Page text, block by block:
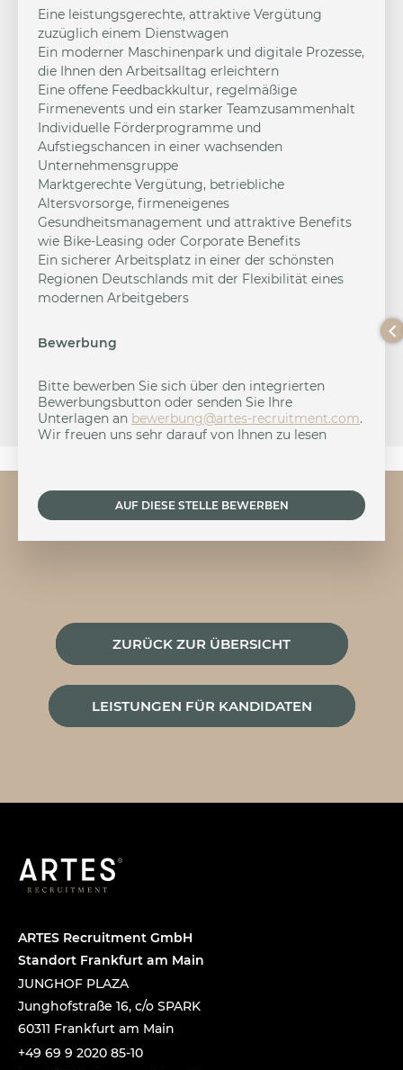
Eine leistungsgerechte, attraktive Vergütung
zuzüglich einem Dienstwagen
Ein moderner Maschinenpark und digitale Prozesse,
die Ihnen den Arbeitsalltag erleichtern
Eine offene Feedbackkultur, regelmäßige
Firmenevents und ein starker Teamzusammenhalt
Individuelle Förderprogramme und
Aufstiegschancen in einer wachsenden
Unternehmensgruppe
Marktgerechte Vergütung, betriebliche
Altersvorsorge, firmeneigenes
Gesundheitsmanagement und attraktive Benefits
wie Bike-Leasing oder Corporate Benefits
Ein sicherer Arbeitsplatz in einer der schönsten
Regionen Deutschlands mit der Flexibilität eines
modernen Arbeitgebers
Bewerbung
Bitte bewerben Sie sich über den integrierten
Bewerbungsbutton oder senden Sie Ihre
Unterlagen an
moc.t
nemti
urcer
-setr
a@gnu
brewe
b
.
Wir freuen uns sehr darauf von Ihnen zu lesen
AUF DIESE STELLE BEWERBEN
ZURÜCK ZUR ÜBERSICHT
LEISTUNGEN FÜR KANDIDATEN
ARTES Recruitment GmbH
Standort Frankfurt am Main
JUNGHOF PLAZA
Junghofstraße 16, c/o SPARK
60311 Frankfurt am Main
+49 69 9 2020 85-10